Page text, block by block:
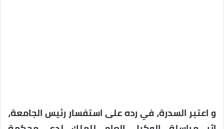
و اعتبر السدرة، في رده على استفسار رئيس الجامعة،